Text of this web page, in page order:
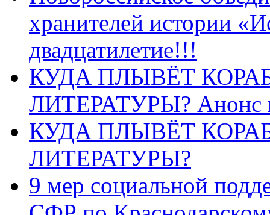
хранителей истории
двадцатилетие!!!
КУДА ПЛЫВЁТ
ЛИТЕРАТУРЫ? Анонс
КУДА ПЛЫВЁТ
ЛИТЕРАТУРЫ?
9 мер социальной